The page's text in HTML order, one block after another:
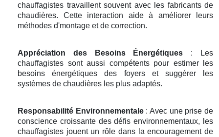
chauffagistes travaillent souvent avec les fabricants de
chaudières. Cette interaction aide à améliorer leurs
méthodes d'montage et de correction.
Appréciation des Besoins Énergétiques : Les
chauffagistes sont aussi compétents pour estimer les
besoins énergétiques des foyers et suggérer les
systèmes de chaudières les plus adaptés.
Responsabilité Environnementale: Avec une prise de
conscience croissante des défis environnementaux, les
chauffagistes jouent un rôle dans la encouragement de